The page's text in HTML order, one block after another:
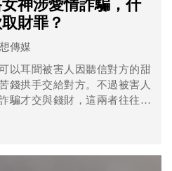
女神涉愛情詐騙，什
財罪？
傳媒
以耳聞被害人因聽信對方的甜
錢拱手交給對方。不過被害人
騙才交與錢財，這兩者往往很